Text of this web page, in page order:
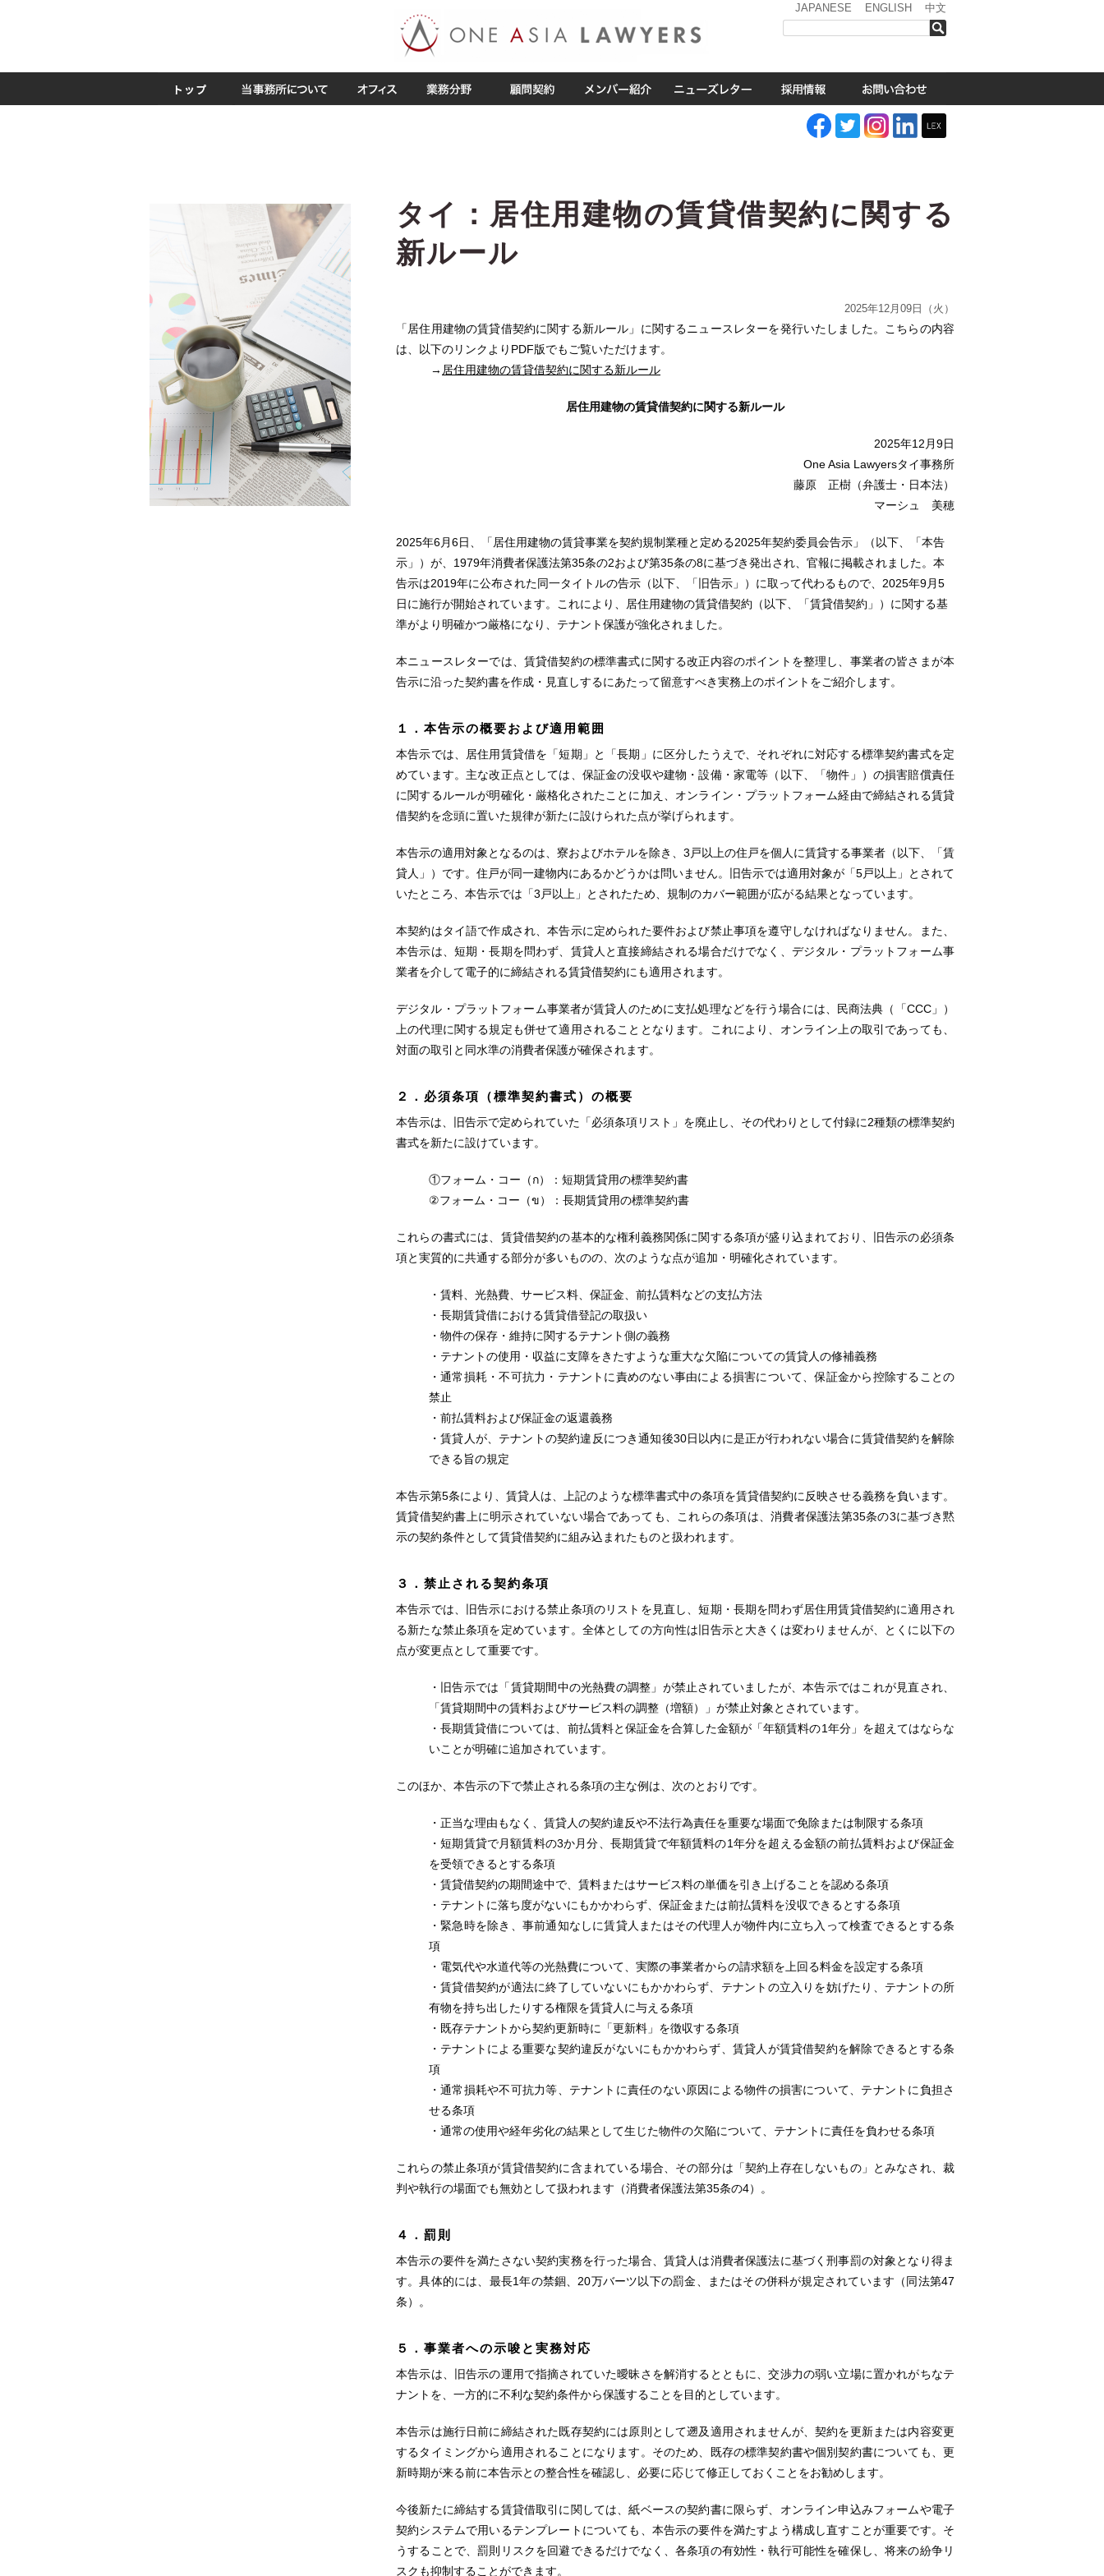
JAPANESE ENGLISH 中文
タイ：居住用建物の賃貸借契約に関する
新ルール
2025年12月09日（火）
「 居住用建物の賃貸借契約に関する新ルール」に関するニュースレターを発行いたしました。こちらの内容
は、以下のリンクよりPDF版でもご覧いただけます。
→ 居住用建物の賃貸借契約に関する新ルール
居住用建物の賃貸借契約に関する新ルール
2025年12月9日
One Asia Lawyersタイ事務所
藤原 正樹（弁護士・日本法）
マーシュ 美穂
2025年6月6日、「居住用建物の賃貸事業を契約規制業種と定める2025年契約委員会告示」（以下、「本告
示」）が、1979年消費者保護法第35条の2および第35条の8に基づき発出され、官報に掲載されました。本
告示は2019年に公布された同一タイトルの告示（以下、「旧告示」）に取って代わるもので、2025年9月5
日に施行が開始されています。これにより、居住用建物の賃貸借契約（以下、「賃貸借契約」）に関する基
準がより明確かつ厳格になり、テナント保護が強化されました。
本ニュースレターでは、賃貸借契約の標準書式に関する改正内容のポイントを整理し、事業者の皆さまが本
告示に沿った契約書を作成・見直しするにあたって留意すべき実務上のポイントをご紹介します。
１．本告示の概要および適用範囲
本告示では、居住用賃貸借を「短期」と「長期」に区分したうえで、それぞれに対応する標準契約書式を定
めています。主な改正点としては、保証金の没収や建物・設備・家電等（以下、「物件」）の損害賠償責任
に関するルールが明確化・厳格化されたことに加え、オンライン・プラットフォーム経由で締結される賃貸
借契約を念頭に置いた規律が新たに設けられた点が挙げられます。
本告示の適用対象となるのは、寮およびホテルを除き、3戸以上の住戸を個人に賃貸する事業者（以下、「賃
貸人」）です。住戸が同一建物内にあるかどうかは問いません。旧告示では適用対象が「5戸以上」とされて
いたところ、本告示では「3戸以上」とされたため、規制のカバー範囲が広がる結果となっています。
本契約はタイ語で作成され、本告示に定められた要件および禁止事項を遵守しなければなりません。また、
本告示は、短期・長期を問わず、賃貸人と直接締結される場合だけでなく、デジタル・プラットフォーム事
業者を介して電子的に締結される賃貸借契約にも適用されます。
デジタル・プラットフォーム事業者が賃貸人のために支払処理などを行う場合には、民商法典（「CCC」）
上の代理に関する規定も併せて適用されることとなります。これにより、オンライン上の取引であっても、
対面の取引と同水準の消費者保護が確保されます。
２．必須条項（標準契約書式）の概要
本告示は、旧告示で定められていた「必須条項リスト」を廃止し、その代わりとして付録に2種類の標準契約
書式を新たに設けています。
①フォーム・コー（ก）：短期賃貸用の標準契約書
②フォーム・コー（ข）：長期賃貸用の標準契約書
これらの書式には、賃貸借契約の基本的な権利義務関係に関する条項が盛り込まれており、旧告示の必須条
項と実質的に共通する部分が多いものの、次のような点が追加・明確化されています。
・賃料、光熱費、サービス料、保証金、前払賃料などの支払方法
・長期賃貸借における賃貸借登記の取扱い
・物件の保存・維持に関するテナント側の義務
・テナントの使用・収益に支障をきたすような重大な欠陥についての賃貸人の修補義務
・通常損耗・不可抗力・テナントに責めのない事由による損害について、保証金から控除することの
禁止
・前払賃料および保証金の返還義務
・賃貸人が、テナントの契約違反につき通知後30日以内に是正が行われない場合に賃貸借契約を解除
できる旨の規定
本告示第5条により、賃貸人は、上記のような標準書式中の条項を賃貸借契約に反映させる義務を負います。
賃貸借契約書上に明示されていない場合であっても、これらの条項は、消費者保護法第35条の3に基づき黙
示の契約条件として賃貸借契約に組み込まれたものと扱われます。
３．禁止される契約条項
本告示では、旧告示における禁止条項のリストを見直し、短期・長期を問わず居住用賃貸借契約に適用され
る新たな禁止条項を定めています。全体としての方向性は旧告示と大きくは変わりませんが、とくに以下の
点が変更点として重要です。
・旧告示では「賃貸期間中の光熱費の調整」が禁止されていましたが、本告示ではこれが見直され、
「賃貸期間中の賃料およびサービス料の調整（増額）」が禁止対象とされています。
・長期賃貸借については、前払賃料と保証金を合算した金額が「年額賃料の1年分」を超えてはならな
いことが明確に追加されています。
このほか、本告示の下で禁止される条項の主な例は、次のとおりです。
・正当な理由もなく、賃貸人の契約違反や不法行為責任を重要な場面で免除または制限する条項
・短期賃貸で月額賃料の3か月分、長期賃貸で年額賃料の1年分を超える金額の前払賃料および保証金
を受領できるとする条項
・賃貸借契約の期間途中で、賃料またはサービス料の単価を引き上げることを認める条項
・テナントに落ち度がないにもかかわらず、保証金または前払賃料を没収できるとする条項
・緊急時を除き、事前通知なしに賃貸人またはその代理人が物件内に立ち入って検査できるとする条
項
・電気代や水道代等の光熱費について、実際の事業者からの請求額を上回る料金を設定する条項
・賃貸借契約が適法に終了していないにもかかわらず、テナントの立入りを妨げたり、テナントの所
有物を持ち出したりする権限を賃貸人に与える条項
・既存テナントから契約更新時に「更新料」を徴収する条項
・テナントによる重要な契約違反がないにもかかわらず、賃貸人が賃貸借契約を解除できるとする条
項
・通常損耗や不可抗力等、テナントに責任のない原因による物件の損害について、テナントに負担さ
せる条項
・通常の使用や経年劣化の結果として生じた物件の欠陥について、テナントに責任を負わせる条項
これらの禁止条項が賃貸借契約に含まれている場合、その部分は「契約上存在しないもの」とみなされ、裁
判や執行の場面でも無効として扱われます（消費者保護法第35条の4）。
４．罰則
本告示の要件を満たさない契約実務を行った場合、賃貸人は消費者保護法に基づく刑事罰の対象となり得ま
す。具体的には、最長1年の禁錮、20万バーツ以下の罰金、またはその併科が規定されています（同法第47
条）。
５．事業者への示唆と実務対応
本告示は、旧告示の運用で指摘されていた曖昧さを解消するとともに、交渉力の弱い立場に置かれがちなテ
ナントを、一方的に不利な契約条件から保護することを目的としています。
本告示は施行日前に締結された既存契約には原則として遡及適用されませんが、契約を更新または内容変更
するタイミングから適用されることになります。そのため、既存の標準契約書や個別契約書についても、更
新時期が来る前に本告示との整合性を確認し、必要に応じて修正しておくことをお勧めします。
今後新たに締結する賃貸借取引に関しては、紙ベースの契約書に限らず、オンライン申込みフォームや電子
契約システムで用いるテンプレートについても、本告示の要件を満たすよう構成し直すことが重要です。そ
うすることで、罰則リスクを回避できるだけでなく、各条項の有効性・執行可能性を確保し、将来の紛争リ
スクも抑制することができます。